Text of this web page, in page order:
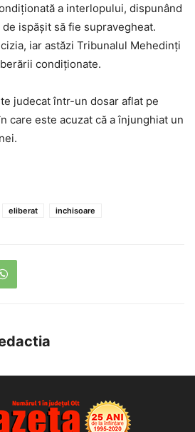
a interlopului, dispunând
ispășit să fie supravegheat.
iar astăzi Tribunalul Mehedinți
condiționate.
judecat într-un dosar aflat pe
care este acuzat că a înjunghiat un
eliberat inchisoare